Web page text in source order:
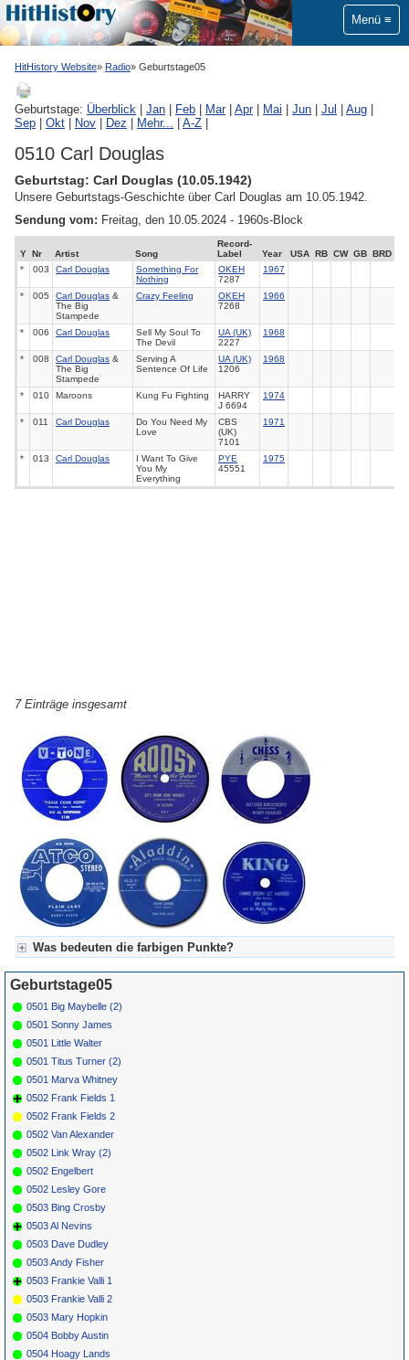
Menü
HitHistory Website Radio Geburtstage05
Geburtstage: Überblick Jan Feb Mar| Apr| Mai Jun Jul Aug
Sep
Okt Nov Dez Mehr... A-Z
0510 Carl Douglas
Geburtstag: Carl Douglas (10.05.1942)
Unsere Geburtstags-Geschichte über Carl Douglas am 10.05.1942.
Sendung vom: Freitag, den 10.05.2024 - 1960s-Block
Y Nr Artist Song
Record-
Label
Year USA RB CW GB
BRD
*
003 Carl Douglas
Something For
Nothing
OKEH
7287
1967
* 005 Carl Douglas &
The Big
Stampede
Crazy Feeling
OKEH
7268
1966
* 006 Carl Douglas
Sell My Soul To
The Devil
UA (UK)
2227
1968
* 008 Carl Douglas &
The Big
Stampede
Serving A
Sentence Of Life
UA (UK)
1206
1968
* 010 Maroons Kung Fu Fighting
HARRY
J 6694
1974
* 011 Carl Douglas
Do You Need My
Love
CBS
(UK)
7101
1971
* 013 Carl Douglas
I Want To Give
You My
Everything
PYE
45551
1975
7 Einträge insgesamt
Was bedeuten die farbigen Punkte?
Für Axel's Tageskalender:
Grün = Kurzgeschichte
Grün! = fachlich bestimmt spannend, nicht verpassen!
Grün+ = Stundenbeitrag
Gelb = Kurzgeschichten oder Stundensendungen in Arbeit
Blau = Beschreibungstext (beschreibender Text)
Geburtstage05
0501 Big Maybelle (2)
0501 Sonny James
0501 Little Walter
0501 Titus Turner (2)
0501 Marva Whitney
0502 Frank Fields 1
0502 Frank Fields 2
0502 Van Alexander
0502 Link Wray (2)
0502 Engelbert
0502 Lesley Gore
0503 Bing Crosby
0503 Al Nevins
0503 Dave Dudley
0503 Andy Fisher
0503 Frankie Valli 1
0503 Frankie Valli 2
0503 Mary Hopkin
0504 Bobby Austin
0504 Hoagy Lands